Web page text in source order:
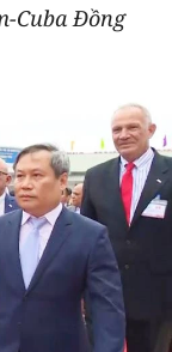
Cuba Đồng